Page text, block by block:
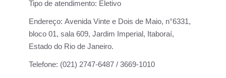
Tipo de atendimento: Eletivo
Endereço: Avenida Vinte e Dois de Maio, n°6331,
bloco 01, sala 609, Jardim Imperial, Itaboraí,
Estado do Rio de Janeiro.
Telefone: (021) 2747-6487 / 3669-1010